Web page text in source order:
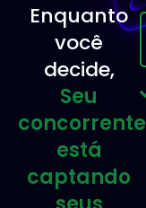
Enquanto
você
decide,
Seu
concorrente
está
captando